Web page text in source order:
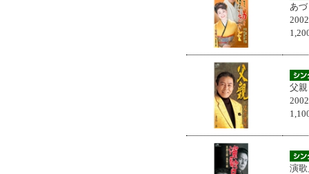
あ
父
演